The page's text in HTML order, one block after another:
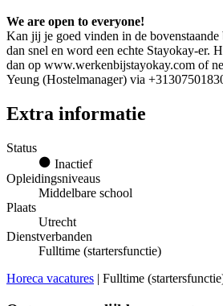
We are open to everyone!
Kan jij je goed vinden in de
dan snel en word een echte Stayokay-er.
dan op www.werkenbijstayokay.com of
Yeung (Hostelmanager) via
Extra informatie
Status
Inactief
Opleidingsniveaus
Middelbare school
Plaats
Utrecht
Dienstverbanden
Fulltime (startersfunctie)
Horeca vacatures | Fulltime